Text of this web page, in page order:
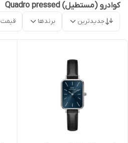
کوادرو (مستطیل) Quadro pressed
جدیدترین برندها قیمت